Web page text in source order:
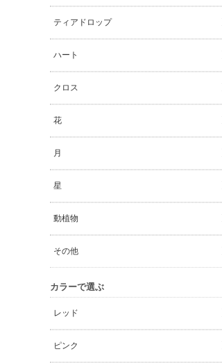
ティアドロップ
ハート
クロス
花
月
星
動植物
その他
カラーで選ぶ
レッド
ピンク